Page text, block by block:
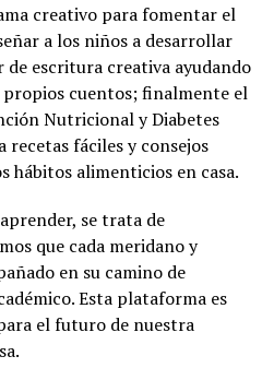
creativo para fomentar el
a los niños a desarrollar
escritura creativa ayudando
propios cuentos; finalmente el
Nutricional y Diabetes
fáciles y consejos
hábitos alimenticios en casa.
se trata de
que cada meridano y
en su camino de
Esta plataforma es
el futuro de nuestra